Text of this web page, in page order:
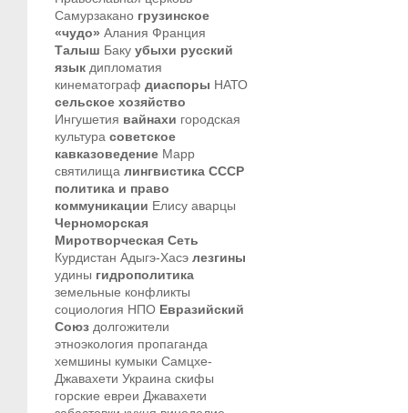
Самурзакано грузинское
«чудо» Алания Франция
Талыш Баку убыхи русский
язык дипломатия
кинематограф диаспоры НАТО
сельское хозяйство
Ингушетия вайнахи городская
культура советское
кавказоведение Марр
святилища лингвистика СССР
политика и право
коммуникации Елису аварцы
Черноморская
Миротворческая Сеть
Курдистан Адыгэ-Хасэ лезгины
удины гидрополитика
земельные конфликты
социология НПО Евразийский
Союз долгожители
этноэкология пропаганда
хемшины кумыки Самцхе-
Джавахети Украина скифы
горские евреи Джавахети